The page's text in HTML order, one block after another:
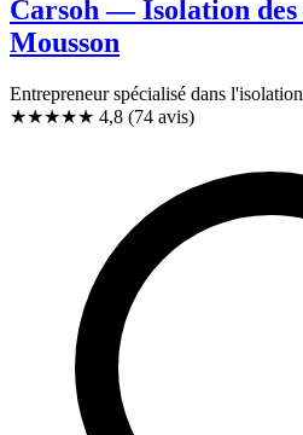
Carsoh — Isolation des
Mousson
Entrepreneur spécialisé dans l'isolation
★★★★★ 4,8 (74 avis)